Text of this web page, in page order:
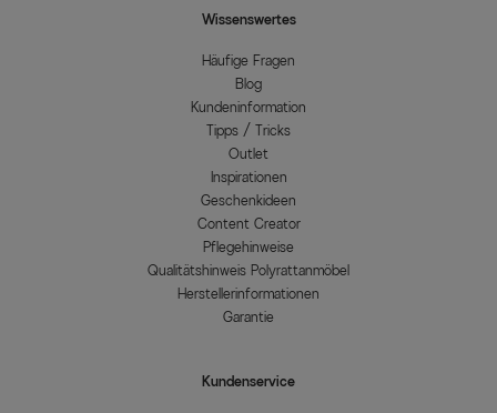
Wissenswertes
Häufige Fragen
Blog
Kundeninformation
Tipps / Tricks
Outlet
Inspirationen
Geschenkideen
Content Creator
Pflegehinweise
Qualitätshinweis Polyrattanmöbel
Herstellerinformationen
Garantie
Kundenservice